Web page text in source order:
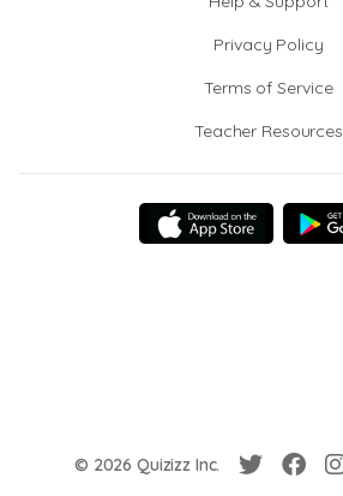
Privacy Policy
Terms of Service
Teacher Resources
© 2026 Quizizz Inc.